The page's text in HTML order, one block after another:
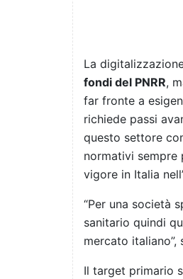
La
fondi del PNRR,
far fronte a
richiede passi
questo settore
normativi sempre
vigore in Italia
“Per una società
sanitario quindi
mercato italiano”,
Il target primario